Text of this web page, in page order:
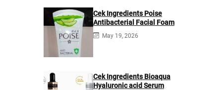
Cek Ingredients Poise
Antibacterial Facial Foam
May 19, 2026
Cek Ingredients Bioaqua
Hyaluronic acid Serum